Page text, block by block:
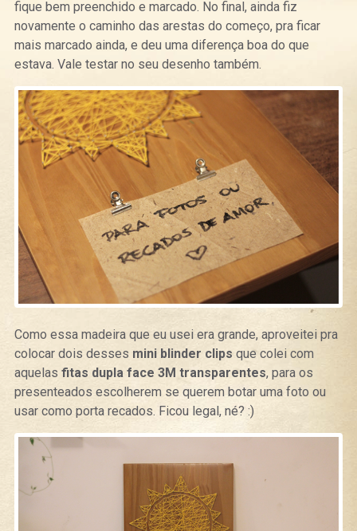
fique bem preenchido e marcado. No final, ainda fiz
novamente o caminho das arestas do começo, pra ficar
mais marcado ainda, e deu uma diferença boa do que
estava. Vale testar no seu desenho também.
Como essa madeira que eu usei era grande, aproveitei pra
colocar dois desses mini blinder clips que colei com
aquelas fitas dupla face 3M transparentes, para os
presenteados escolherem se querem botar uma foto ou
usar como porta recados. Ficou legal, né? :)